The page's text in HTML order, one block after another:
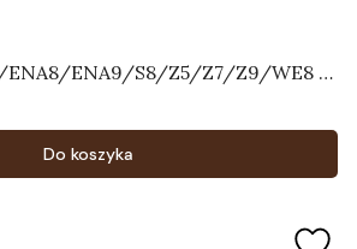
ENA9/S8/Z5/Z7/Z9/WE8 -
Do koszyka